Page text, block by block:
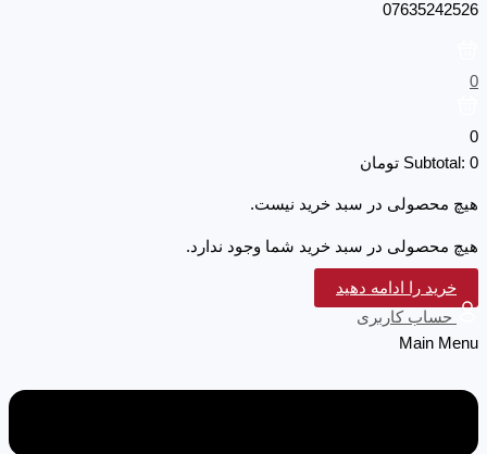
07635242526
0
0
Subtotal: 0 تومان
هیچ محصولی در سبد خرید نیست.
هیچ محصولی در سبد خرید شما وجود ندارد.
خرید را ادامه دهید
حساب کاربری
Main Menu